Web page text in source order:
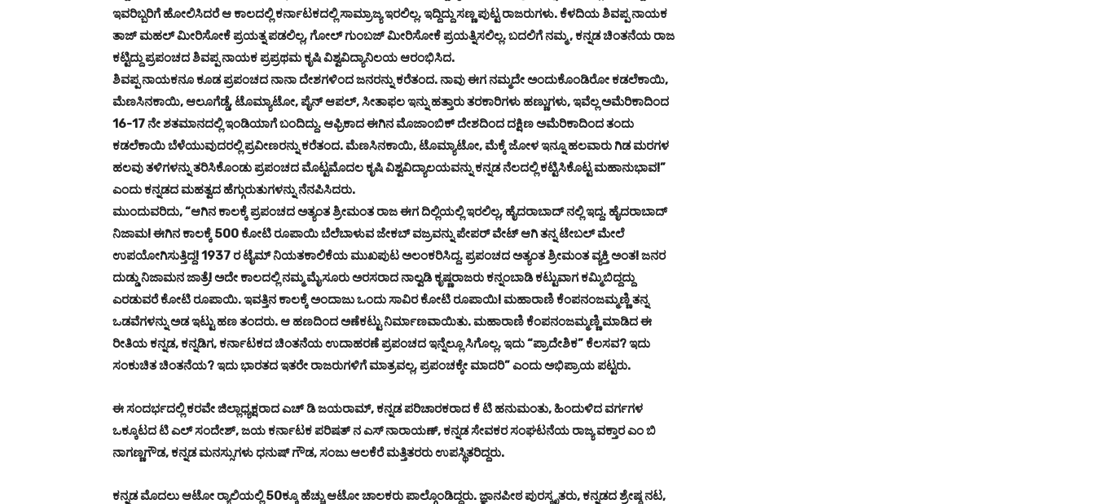
ಇವರಿಬ್ಬರಿಗೆ ಹೋಲಿಸಿದರೆ ಆ ಕಾಲದಲ್ಲಿ ಕರ್ನಾಟಕದಲ್ಲಿ ಸಾಮ್ರಾಜ್ಯ ಇರಲಿಲ್ಲ. ಇದ್ದಿದ್ದು ಸಣ್ಣ ಪುಟ್ಟ ರಾಜರುಗಳು. ಕೆಳದಿಯ ಶಿವಪ್ಪ ನಾಯಕ
ತಾಜ್ ಮಹಲ್ ಮೀರಿಸೋಕೆ ಪ್ರಯತ್ನ ಪಡಲಿಲ್ಲ, ಗೋಲ್ ಗುಂಬಜ್ ಮೀರಿಸೋಕೆ ಪ್ರಯತ್ನಿಸಲಿಲ್ಲ. ಬದಲಿಗೆ ನಮ್ಮ , ಕನ್ನಡ ಚಿಂತನೆಯ ರಾಜ
ಕಟ್ಟಿದ್ದು ಪ್ರಪಂಚದ ಶಿವಪ್ಪ ನಾಯಕ ಪ್ರಪ್ರಥಮ ಕೃಷಿ ವಿಶ್ವವಿದ್ಯಾನಿಲಯ ಆರಂಭಿಸಿದ.
ಶಿವಪ್ಪ ನಾಯಕನೂ ಕೂಡ ಪ್ರಪಂಚದ ನಾನಾ ದೇಶಗಳಿಂದ ಜನರನ್ನು ಕರೆತಂದ. ನಾವು ಈಗ ನಮ್ಮದೇ ಅಂದುಕೊಂಡಿರೋ ಕಡಲೆಕಾಯಿ,
ಮೆಣಸಿನಕಾಯಿ, ಆಲೂಗೆಡ್ಡೆ, ಟೊಮ್ಯಾಟೋ, ಪೈನ್ ಆಪಲ್, ಸೀತಾಫಲ ಇನ್ನು ಹತ್ತಾರು ತರಕಾರಿಗಳು ಹಣ್ಣುಗಳು, ಇವೆಲ್ಲ ಅಮೆರಿಕಾದಿಂದ
16-17 ನೇ ಶತಮಾನದಲ್ಲಿ ಇಂಡಿಯಾಗೆ ಬಂದಿದ್ದು. ಆಫ್ರಿಕಾದ ಈಗಿನ ಮೊಜಾಂಬಿಕ್ ದೇಶದಿಂದ ದಕ್ಷಿಣ ಅಮೆರಿಕಾದಿಂದ ತಂದು
ಕಡಲೆಕಾಯಿ ಬೆಳೆಯುವುದರಲ್ಲಿ ಪ್ರವೀಣರನ್ನು ಕರೆತಂದ. ಮೆಣಸಿನಕಾಯಿ, ಟೊಮ್ಯಾಟೋ, ಮೆಕ್ಕೆ ಜೋಳ ಇನ್ನೂ ಹಲವಾರು ಗಿಡ ಮರಗಳ
ಹಲವು ತಳಿಗಳನ್ನು ತರಿಸಿಕೊಂಡು ಪ್ರಪಂಚದ ಮೊಟ್ಟಮೊದಲ ಕೃಷಿ ವಿಶ್ವವಿದ್ಯಾಲಯವನ್ನು ಕನ್ನಡ ನೆಲದಲ್ಲಿ ಕಟ್ಟಿಸಿಕೊಟ್ಟ ಮಹಾನುಭಾವ!”
ಎಂದು ಕನ್ನಡದ ಮಹತ್ವದ ಹೆಗ್ಗುರುತುಗಳನ್ನು ನೆನಪಿಸಿದರು.
ಮುಂದುವರಿದು, “ಆಗಿನ ಕಾಲಕ್ಕೆ ಪ್ರಪಂಚದ ಅತ್ಯಂತ ಶ್ರೀಮಂತ ರಾಜ ಈಗ ದಿಲ್ಲಿಯಲ್ಲಿ ಇರಲಿಲ್ಲ, ಹೈದರಾಬಾದ್ ನಲ್ಲಿ ಇದ್ದ. ಹೈದರಾಬಾದ್
ನಿಜಾಮ! ಈಗಿನ ಕಾಲಕ್ಕೆ 500 ಕೋಟಿ ರೂಪಾಯಿ ಬೆಲೆಬಾಳುವ ಜೇಕಬ್ ವಜ್ರವನ್ನು ಪೇಪರ್ ವೇಟ್ ಆಗಿ ತನ್ನ ಟೇಬಲ್ ಮೇಲೆ
ಉಪಯೋಗಿಸುತ್ತಿದ್ದ! 1937 ರ ಟೈಮ್ ನಿಯತಕಾಲಿಕೆಯ ಮುಖಪುಟ ಅಲಂಕರಿಸಿದ್ದ. ಪ್ರಪಂಚದ ಅತ್ಯಂತ ಶ್ರೀಮಂತ ವ್ಯಕ್ತಿ ಅಂತ! ಜನರ
ದುಡ್ಡು ನಿಜಾಮನ ಜಾತ್ರೆ! ಅದೇ ಕಾಲದಲ್ಲಿ ನಮ್ಮ ಮೈಸೂರು ಅರಸರಾದ ನಾಲ್ವಡಿ ಕೃಷ್ಣರಾಜರು ಕನ್ನಂಬಾಡಿ ಕಟ್ಟುವಾಗ ಕಮ್ಮಿಬಿದ್ದದ್ದು
ಎರಡುವರೆ ಕೋಟಿ ರೂಪಾಯಿ. ಇವತ್ತಿನ ಕಾಲಕ್ಕೆ ಅಂದಾಜು ಒಂದು ಸಾವಿರ ಕೋಟಿ ರೂಪಾಯಿ! ಮಹಾರಾಣಿ ಕೆಂಪನಂಜಮ್ಮಣ್ಣಿ ತನ್ನ
ಒಡವೆಗಳನ್ನು ಅಡ ಇಟ್ಟು ಹಣ ತಂದರು. ಆ ಹಣದಿಂದ ಅಣೆಕಟ್ಟು ನಿರ್ಮಾಣವಾಯಿತು. ಮಹಾರಾಣಿ ಕೆಂಪನಂಜಮ್ಮಣ್ಣಿ ಮಾಡಿದ ಈ
ರೀತಿಯ ಕನ್ನಡ, ಕನ್ನಡಿಗ, ಕರ್ನಾಟಕದ ಚಿಂತನೆಯ ಉದಾಹರಣೆ ಪ್ರಪಂಚದ ಇನ್ನೆಲ್ಲೂ ಸಿಗೊಲ್ಲ. ಇದು “ಪ್ರಾದೇಶಿಕ” ಕೆಲಸವ? ಇದು
ಸಂಕುಚಿತ ಚಿಂತನೆಯ? ಇದು ಭಾರತದ ಇತರೇ ರಾಜರುಗಳಿಗೆ ಮಾತ್ರವಲ್ಲ, ಪ್ರಪಂಚಕ್ಕೇ ಮಾದರಿ” ಎಂದು ಅಭಿಪ್ರಾಯ ಪಟ್ಟರು.
ಈ ಸಂದರ್ಭದಲ್ಲಿ ಕರವೇ ಜಿಲ್ಲಾಧ್ಯಕ್ಷರಾದ ಎಚ್ ಡಿ ಜಯರಾಮ್, ಕನ್ನಡ ಪರಿಚಾರಕರಾದ ಕೆ ಟಿ ಹನುಮಂತು, ಹಿಂದುಳಿದ ವರ್ಗಗಳ
ಒಕ್ಕೂಟದ ಟಿ ಎಲ್ ಸಂದೇಶ್, ಜಯ ಕರ್ನಾಟಕ ಪರಿಷತ್‌ ನ ಎಸ್ ನಾರಾಯಣ್, ಕನ್ನಡ ಸೇವಕರ ಸಂಘಟನೆಯ ರಾಜ್ಯ ವಕ್ತಾರ ಎಂ ಬಿ
ನಾಗಣ್ಣಗೌಡ, ಕನ್ನಡ ಮನಸ್ಸುಗಳು ಧನುಷ್ ಗೌಡ, ಸಂಜು ಆಲಕೆರೆ ಮತ್ತಿತರರು ಉಪಸ್ಥಿತರಿದ್ದರು.
ಕನ್ನಡ ಮೊದಲು ಆಟೋ ರ್‍ಯಾಲಿಯಲ್ಲಿ 50ಕ್ಕೂ ಹೆಚ್ಚು ಆಟೋ ಚಾಲಕರು ಪಾಲ್ಗೊಂಡಿದ್ದರು. ಜ್ಞಾನಪೀಠ ಪುರಸ್ಕೃತರು, ಕನ್ನಡದ ಶ್ರೇಷ್ಠ ನಟ,